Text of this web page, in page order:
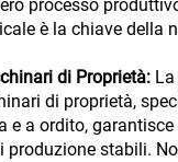
processo
è la chiave della
di Proprietà:
di proprietà,
e a ordito,
produzione stabili.